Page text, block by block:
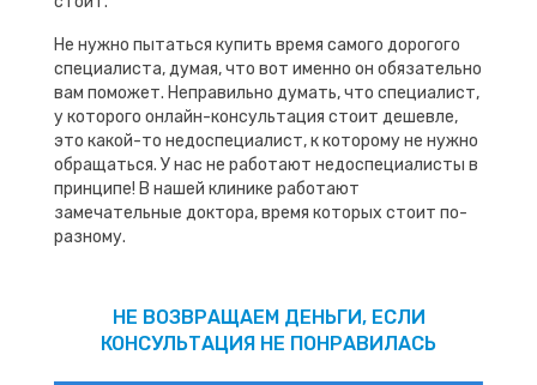
Не нужно пытаться купить время самого дорогого
специалиста, думая, что вот именно он обязательно
вам поможет. Неправильно думать, что специалист,
у которого онлайн-консультация стоит дешевле,
это какой-то недоспециалист, к которому не нужно
обращаться. У нас не работают недоспециалисты в
принципе! В нашей клинике работают
замечательные доктора, время которых стоит по-
разному.
НЕ ВОЗВРАЩАЕМ ДЕНЬГИ, ЕСЛИ
КОНСУЛЬТАЦИЯ НЕ ПОНРАВИЛАСЬ